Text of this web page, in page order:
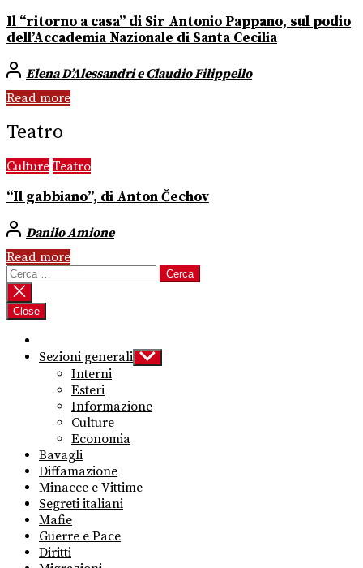
Il “ritorno a casa” di Sir Antonio Pappano, sul podio
dell’Accademia Nazionale di Santa Cecilia
Elena D’Alessandri e Claudio Filippello
Read more
Teatro
Culture Teatro
“Il gabbiano”, di Anton Čechov
Danilo Amione
Read more
Ricerca
per:
Close
Sezioni generali Show
sub
Interni
Esteri
Informazione
Culture
Economia
Bavagli
Diffamazione
Minacce e Vittime
Segreti italiani
Mafie
Guerre e Pace
Diritti